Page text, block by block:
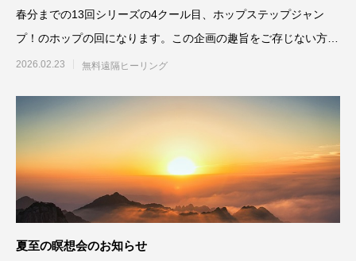
春分までの13回シリーズの4クール目、ホップステップジャン
プ！のホップの回になります。この企画の趣旨をご存じない方
は、こちらをご覧
2026.02.23 無料遠隔ヒーリング
夏至の瞑想会のお知らせ